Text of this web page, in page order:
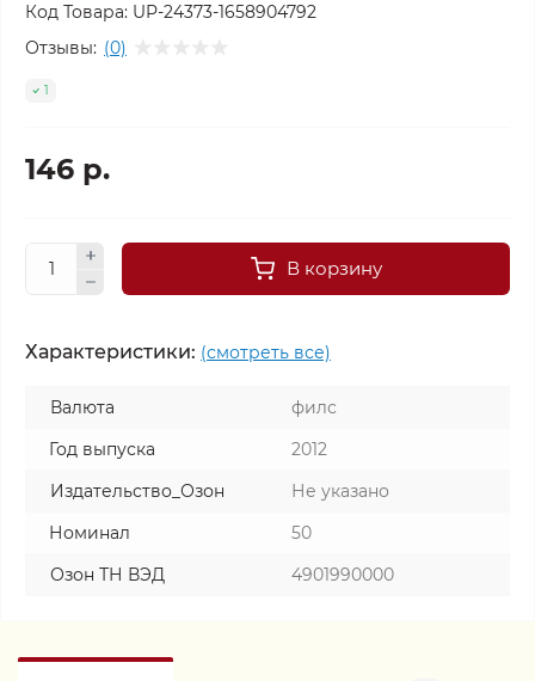
Код Товара: UP-24373-1658904792
Отзывы: (0)
1
146 р.
В корзину
Характеристики: (смотреть все)
Валюта
филс
Год выпуска
2012
Издательство_Озон
Не указано
Номинал
50
Озон ТН ВЭД
4901990000